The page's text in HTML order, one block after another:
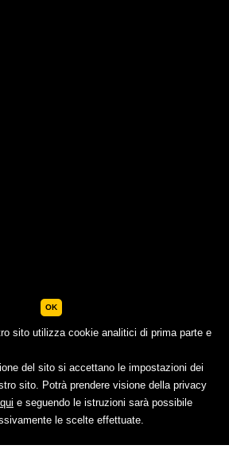
PRENOTA
OK
sito utilizza cookie analitici di prima parte e
del sito si accettano le impostazioni dei
sito. Potrà prendere visione della privacy
e seguendo le istruzioni sarà possibile
le scelte effettuate.